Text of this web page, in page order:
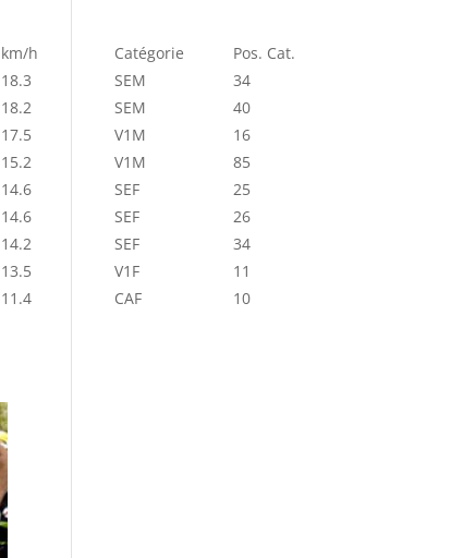
km/h Catégorie
Pos. Cat.
18.3 SEM
34
18.2 SEM
40
17.5 V1M
16
15.2 V1M
85
14.6 SEF
25
14.6 SEF
26
14.2 SEF
34
13.5 V1F
11
11.4 CAF 10